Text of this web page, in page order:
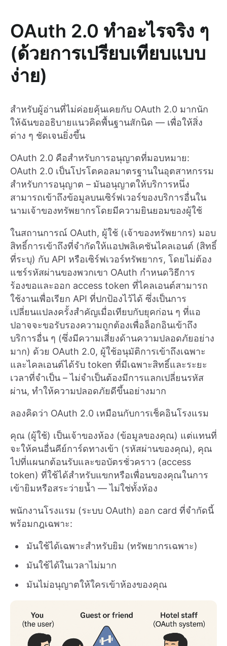
OAuth 2.0 ทำอะไรจริง ๆ
(ด้วยการเปรียบเทียบแบบ
ง่าย)
สำหรับผู้อ่านที่ไม่ค่อยคุ้นเคยกับ OAuth 2.0 มากนัก
ให้ฉันขออธิบายแนวคิดพื้นฐานสักนิด — เพื่อให้สิ่ง
ต่าง ๆ ชัดเจนยิ่งขึ้น
OAuth 2.0 คือสำหรับการอนุญาตที่มอบหมาย:
OAuth 2.0 เป็นโปรโตคอลมาตรฐานในอุตสาหกรรม
สำหรับการอนุญาต – มันอนุญาตให้บริการหนึ่ง
สามารถเข้าถึงข้อมูลบนเซิร์ฟเวอร์ของบริการอื่นใน
นามเจ้าของทรัพยากรโดยมีความยินยอมของผู้ใช้
ในสถานการณ์ OAuth, ผู้ใช้ (เจ้าของทรัพยากร) มอบ
สิทธิ์การเข้าถึงที่จำกัดให้แอปพลิเคชันไคลเอนต์ (สิทธิ์
ที่ระบุ) กับ API หรือเซิร์ฟเวอร์ทรัพยากร, โดยไม่ต้อง
แชร์รหัสผ่านของพวกเขา OAuth กำหนดวิธีการ
ร้องขอและออก access token ที่ไคลเอนต์สามารถ
ใช้งานเพื่อเรียก API ที่ปกป้องไว้ได้ ซึ่งเป็นการ
เปลี่ยนแปลงครั้งสำคัญเมื่อเทียบกับยุคก่อน ๆ ที่แอ
ปอาจจะขอรับรองความถูกต้องเพื่อล็อกอินเข้าถึง
บริการอื่น ๆ (ซึ่งมีความเสี่ยงด้านความปลอดภัยอย่าง
มาก) ด้วย OAuth 2.0, ผู้ใช้อนุมัติการเข้าถึงเฉพาะ
และไคลเอนต์ได้รับ token ที่มีเฉพาะสิทธิ์และระยะ
เวลาที่จำเป็น – ไม่จำเป็นต้องมีการแลกเปลี่ยนรหัส
ผ่าน, ทำให้ความปลอดภัยดีขึ้นอย่างมาก
ลองคิดว่า OAuth 2.0 เหมือนกับการเช็คอินโรงแรม
คุณ (ผู้ใช้) เป็นเจ้าของห้อง (ข้อมูลของคุณ) แต่แทนที่
จะให้คนอื่นคีย์การ์ดทางเข้า (รหัสผ่านของคุณ), คุณ
ไปที่แผนกต้อนรับและขอบัตรชั่วคราว (access
token) ที่ใช้ได้สำหรับแขกหรือเพื่อนของคุณในการ
เข้ายิมหรือสระว่ายน้ำ — ไม่ใช่ทั้งห้อง
พนักงานโรงแรม (ระบบ OAuth) ออก card ที่จำกัดนี้
พร้อมกฎเฉพาะ:
มันใช้ได้เฉพาะสำหรับยิม (ทรัพยากรเฉพาะ)
มันใช้ได้ในเวลาไม่มาก
มันไม่อนุญาตให้ใครเข้าห้องของคุณ